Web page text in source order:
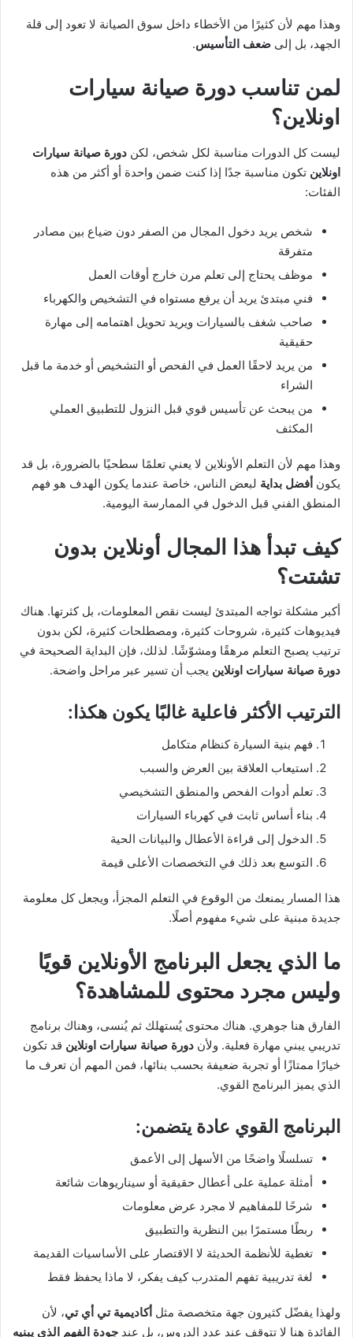
وهذا مهم لأن كثيرًا من الأخطاء داخل سوق الصيانة لا تعود إلى قلة
الجهد، بل إلى ضعف التأسيس.
لمن تناسب دورة صيانة سيارات
اونلاين؟
ليست كل الدورات مناسبة لكل شخص، لكن دورة صيانة سيارات
اونلاين تكون مناسبة جدًا إذا كنت ضمن واحدة أو أكثر من هذه
الفئات:
شخص يريد دخول المجال من الصفر دون ضياع بين مصادر
متفرقة
موظف يحتاج إلى تعلم مرن خارج أوقات العمل
فني مبتدئ يريد أن يرفع مستواه في التشخيص والكهرباء
صاحب شغف بالسيارات ويريد تحويل اهتمامه إلى مهارة
حقيقية
من يريد لاحقًا العمل في الفحص أو التشخيص أو خدمة ما قبل
الشراء
من يبحث عن تأسيس قوي قبل النزول للتطبيق العملي
المكثف
وهذا مهم لأن التعلم الأونلاين لا يعني تعلمًا سطحيًا بالضرورة، بل قد
يكون أفضل بداية لبعض الناس، خاصة عندما يكون الهدف هو فهم
المنطق الفني قبل الدخول في الممارسة اليومية.
كيف تبدأ هذا المجال أونلاين بدون
تشتت؟
أكبر مشكلة تواجه المبتدئ ليست نقص المعلومات، بل كثرتها. هناك
فيديوهات كثيرة، شروحات كثيرة، ومصطلحات كثيرة، لكن بدون
ترتيب يصبح التعلم مرهقًا ومشوّشًا. لذلك، فإن البداية الصحيحة في
دورة صيانة سيارات اونلاين يجب أن تسير عبر مراحل واضحة.
الترتيب الأكثر فاعلية غالبًا يكون هكذا:
فهم بنية السيارة كنظام متكامل
استيعاب العلاقة بين العرض والسبب
تعلم أدوات الفحص والمنطق التشخيصي
بناء أساس ثابت في كهرباء السيارات
الدخول إلى قراءة الأعطال والبيانات الحية
التوسع بعد ذلك في التخصصات الأعلى قيمة
هذا المسار يمنعك من الوقوع في التعلم المجزأ، ويجعل كل معلومة
جديدة مبنية على شيء مفهوم أصلًا.
ما الذي يجعل البرنامج الأونلاين قويًا
وليس مجرد محتوى للمشاهدة؟
الفارق هنا جوهري. هناك محتوى يُستهلك ثم يُنسى، وهناك برنامج
تدريبي يبني مهارة فعلية. ولأن دورة صيانة سيارات اونلاين قد تكون
خيارًا ممتازًا أو تجربة ضعيفة بحسب بنائها، فمن المهم أن تعرف ما
الذي يميز البرنامج القوي.
البرنامج القوي عادة يتضمن:
تسلسلًا واضحًا من الأسهل إلى الأعمق
أمثلة عملية على أعطال حقيقية أو سيناريوهات شائعة
شرحًا للمفاهيم لا مجرد عرض معلومات
ربطًا مستمرًا بين النظرية والتطبيق
تغطية للأنظمة الحديثة لا الاقتصار على الأساسيات القديمة
لغة تدريبية تفهم المتدرب كيف يفكر، لا ماذا يحفظ فقط
ولهذا يفضّل كثيرون جهة متخصصة مثل أكاديمية تي أي تي، لأن
الفائدة هنا لا تتوقف عند عدد الدروس، بل عند جودة الفهم الذي يبنيه